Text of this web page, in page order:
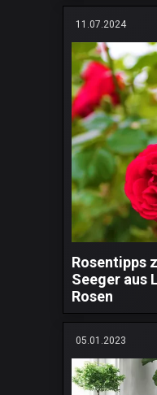
11.07.2024
Rosentipps
Seeger aus
Rosen
05.01.2023